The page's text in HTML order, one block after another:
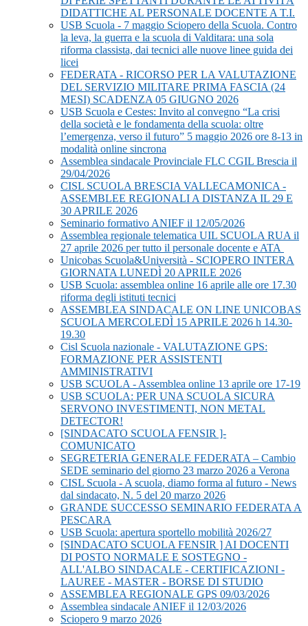
DIDATTICHE AL PERSONALE DOCENTE A T.I.
USB Scuola - 7 maggio Sciopero della Scuola. Contro
la leva, la guerra e la scuola di Valditara: una sola
riforma classista, dai tecnici alle nuove linee guida dei
licei
FEDERATA - RICORSO PER LA VALUTAZIONE
DEL SERVIZIO MILITARE PRIMA FASCIA (24
MESI) SCADENZA 05 GIUGNO 2026
USB Scuola e Cestes: Invito al convegno “La crisi
della società e le fondamenta della scuola: oltre
l’emergenza, verso il futuro” 5 maggio 2026 ore 8-13 in
modalità online sincrona
Assemblea sindacale Provinciale FLC CGIL Brescia il
29/04/2026
CISL SCUOLA BRESCIA VALLECAMONICA -
ASSEMBLEE REGIONALI A DISTANZA IL 29 E
30 APRILE 2026
Seminario formativo ANIEF il 12/05/2026
Assemblea regionale telematica UIL SCUOLA RUA il
27 aprile 2026 per tutto il personale docente e ATA
Unicobas Scuola&Università - SCIOPERO INTERA
GIORNATA LUNEDÌ 20 APRILE 2026
USB Scuola: assemblea online 16 aprile alle ore 17.30
riforma degli istituti tecnici
ASSEMBLEA SINDACALE ON LINE UNICOBAS
SCUOLA MERCOLEDÌ 15 APRILE 2026 h 14.30-
19.30
Cisl Scuola nazionale - VALUTAZIONE GPS:
FORMAZIONE PER ASSISTENTI
AMMINISTRATIVI
USB SCUOLA - Assemblea online 13 aprile ore 17-19
USB SCUOLA: PER UNA SCUOLA SICURA
SERVONO INVESTIMENTI, NON METAL
DETECTOR!
[SINDACATO SCUOLA FENSIR ]-
COMUNICATO
SEGRETERIA GENERALE FEDERATA – Cambio
SEDE seminario del giorno 23 marzo 2026 a Verona
CISL Scuola - A scuola, diamo forma al futuro - News
dal sindacato, N. 5 del 20 marzo 2026
GRANDE SUCCESSO SEMINARIO FEDERATA A
PESCARA
USB Scuola: apertura sportello mobilità 2026/27
[SINDACATO SCUOLA FENSIR ] AI DOCENTI
DI POSTO NORMALE E SOSTEGNO -
ALL'ALBO SINDACALE - CERTIFICAZIONI -
LAUREE - MASTER - BORSE DI STUDIO
ASSEMBLEA REGIONALE GPS 09/03/2026
Assemblea sindacale ANIEF il 12/03/2026
Sciopero 9 marzo 2026